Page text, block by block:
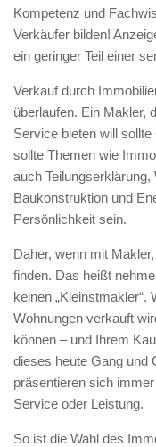
Kompetenz und
Verkäufer bilden!
ein geringer Teil einer
Verkauf durch
überlaufen. Ein Makler,
Service bieten will
sollte Themen wie
auch
Baukonstruktion und
Persönlichkeit sein.
Daher, wenn mit
finden. Das heißt
keinen
Wohnungen verkauft
können – und Ihrem
dieses heute Gang und
präsentieren sich
Service oder Leistung.
So ist die Wahl des